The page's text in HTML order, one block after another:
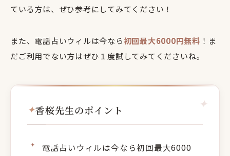
ている方は、ぜひ参考にしてみてください！
また、電話占いウィルは今なら初回最大6000円無料 ！ま
だご利用でない方はぜひ１度試してみてくださいね。
香桜先生のポイント
電話占いウィルは今なら初回最大6000